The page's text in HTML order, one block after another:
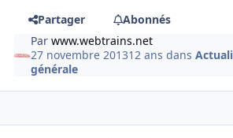
Partager
Abonnés
Parwww.webtrains.net
27 novembre 201312 ans dans
générale